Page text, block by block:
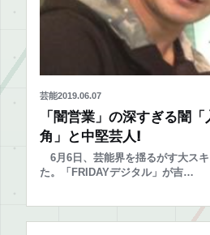
芸能2019.06.07
「闇営業」の深すぎる闇
角」と中堅芸人!
6月6日、芸能界を揺るがす大ス
た。「FRIDAYデジタル」が吉…